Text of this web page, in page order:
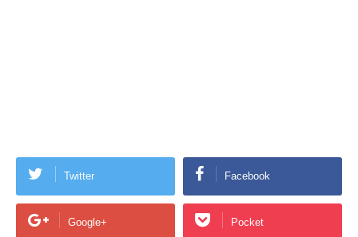
Twitter Facebook
Google+ Pocket